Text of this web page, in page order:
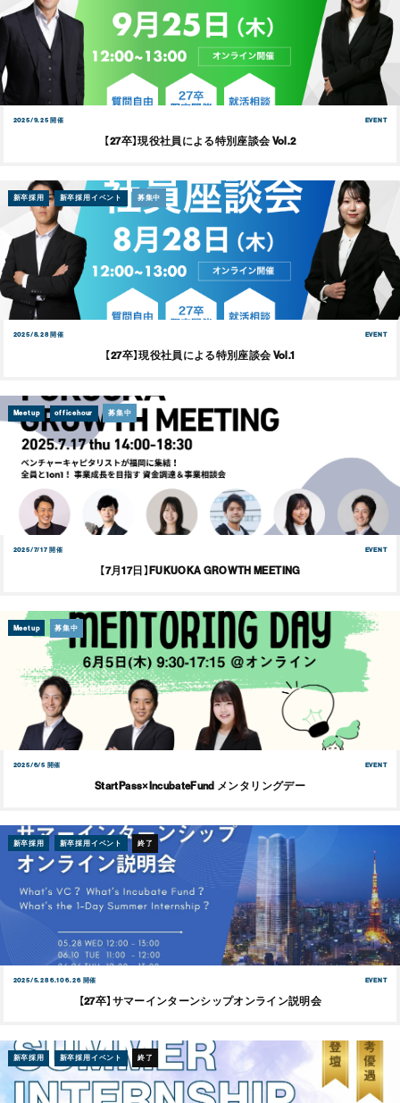
2025/9.25 開催 EVENT
【27卒】現役社員による特別座談会 Vol.2
新卒採用 新卒採用イベント 募集中
2025/8.28 開催 EVENT
【27卒】現役社員による特別座談会 Vol.1
Meetup officehour 募集中
2025/7/17 開催 EVENT
【7月17日】FUKUOKA GROWTH MEETING
Meetup 募集中
2025/6/5 開催 EVENT
StartPass×IncubateFund メンタリングデー
新卒採用 新卒採用イベント 終了
2025/5.28 6.10 6.26 開催 EVENT
【27卒】サマーインターンシップオンライン説明会
新卒採用 新卒採用イベント 終了